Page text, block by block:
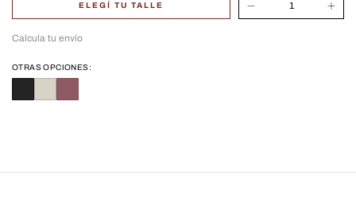
ELEGÍ TU TALLE
Calcula tu envío
OTRAS OPCIONES: